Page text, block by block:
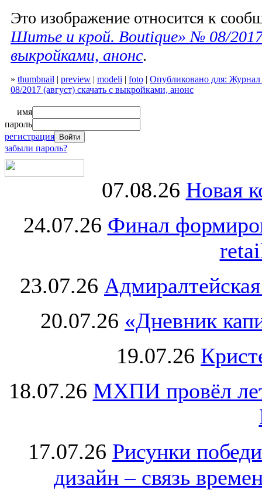
Это изображение относится к
Шитье и крой. Boutique» № 08/2017
выкройками, анонс.
» thumbnail | preview | modeli | foto | Опубликовано для:
08/2017 (август) скачать с выкройками, анонс
имя
пароль
регистрация
забыли пароль?
07.08.26 Новая
24.07.26 Финал
23.07.26
20.07.26 «Дневник
19.07.26
18.07.26 МХПИ провёл
17.07.26 Рисунки
дизайн – связь